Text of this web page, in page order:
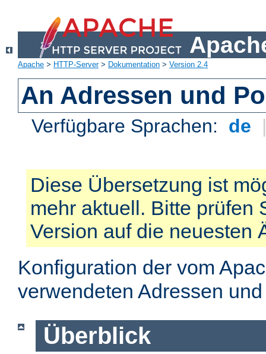
Apache > HTTP-Server> Dokumentation > Version 2.4
An Adressen und
Verfügbare Sprachen: de
Diese Übersetzung ist
mehr aktuell. Bitte prüfen
Version auf die neuesten
Konfiguration der vom
verwendeten Adressen
Überblick